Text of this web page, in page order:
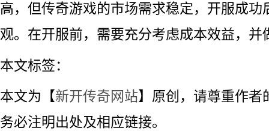
高，但传奇游戏的市场需求稳定，开服成功
观。在开服前，需要充分考虑成本效益，并
本文标签：
本文为【新开传奇网站】原创，请尊重作者
务必注明出处及相应链接。